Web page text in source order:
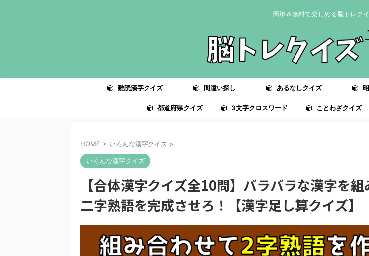
簡単＆無料で楽しめる脳トレク
難読漢字クイズ 間違い探し あるなしクイズ
都道府県クイズ 3文字クロスワード ことわざクイズ
HOME > いろんな漢字クイズ >
いろんな漢字クイズ
【合体漢字クイズ全10問】バラバラな漢字を組
二字熟語を完成させろ！【漢字足し算クイズ】